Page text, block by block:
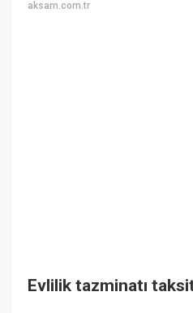
aksam.com.tr
Evlilik tazminatı